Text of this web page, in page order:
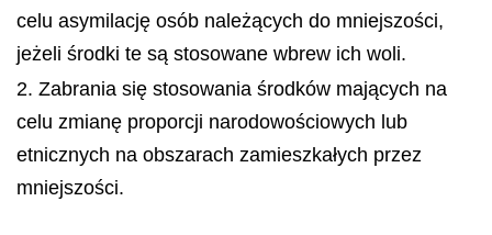
celu asymilację osób należących do mniejszości,
jeżeli środki te są stosowane wbrew ich woli.
2. Zabrania się stosowania środków mających na
celu zmianę proporcji narodowościowych lub
etnicznych na obszarach zamieszkałych przez
mniejszości.